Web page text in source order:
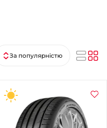
+38 (095) 276-44-44
+38 (067) 911-14-14
- на Щепкіна
+38 (098) 911-911-0
- на Тополі
За популярністю